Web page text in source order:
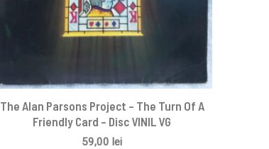
The Alan Parsons Project – The Turn Of A
Friendly Card – Disc VINIL VG
59,00 lei